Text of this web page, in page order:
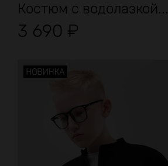
Костюм с водолазкой...
3 690 ₽